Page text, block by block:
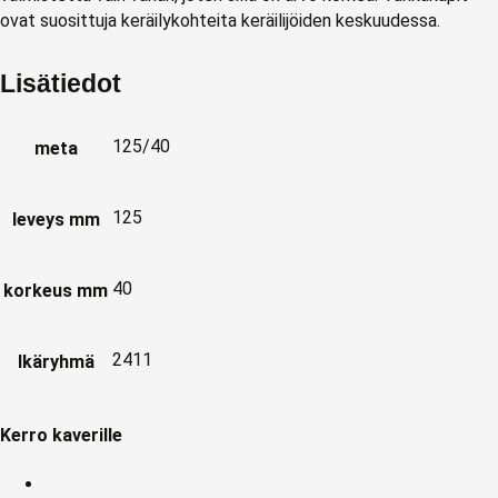
ovat suosittuja keräilykohteita keräilijöiden keskuudessa.
Lisätiedot
meta 125/40
leveys mm 125
korkeus mm 40
Ikäryhmä 2411
Kerro kaverille